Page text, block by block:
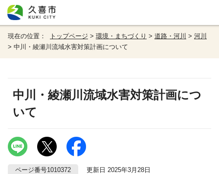
現在の位置： トップページ > 環境・まちづくり > 道路・河川 > 河川
> 中川・綾瀬川流域水害対策計画について
中川・綾瀬川流域水害対策計画につ
いて
ページ番号1010372 更新日 2025年3月28日